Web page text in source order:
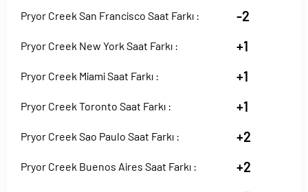
Pryor Creek San Francisco Saat Farkı : -2
Pryor Creek New York Saat Farkı : +1
Pryor Creek Miami Saat Farkı : +1
Pryor Creek Toronto Saat Farkı : +1
Pryor Creek Sao Paulo Saat Farkı : +2
Pryor Creek Buenos Aires Saat Farkı : +2